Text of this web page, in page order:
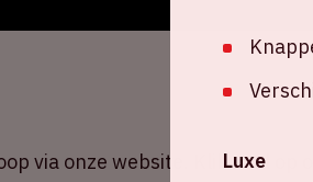
via onze website. Klik snel op
Luxe